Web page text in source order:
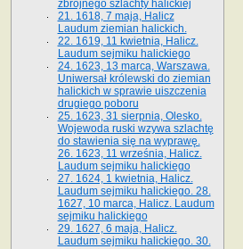
zbrojnego szlachty halickiej
21. 1618, 7 maja, Halicz
Laudum ziemian halickich.
22. 1619, 11 kwietnia, Halicz.
Laudum sejmiku halickiego
24. 1623, 13 marca, Warszawa.
Uniwersał królewski do ziemian
halickich w sprawie uiszczenia
drugiego poboru
25. 1623, 31 sierpnia, Olesko.
Wojewoda ruski wzywa szlachtę
do stawienia się na wyprawę.
26. 1623, 11 września, Halicz.
Laudum sejmiku halickiego
27. 1624, 1 kwietnia, Halicz.
Laudum sejmiku halickiego. 28.
1627, 10 marca, Halicz. Laudum
sejmiku halickiego
29. 1627, 6 maja, Halicz.
Laudum sejmiku halickiego. 30.